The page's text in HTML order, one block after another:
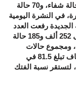
بفيروس كورونا المستجد (كوفيد-19)، و4602 حالة شفاء، و70 حالة
في النشرة اليومية
19)، أن الحصيلة الجديدة رفعت العدد
الإجمالي لحالات الإصابة المؤكدة بالمملكة إلى 252 ألف و185 حالة
مارس الماضي، ومجموع حالات
الشفاء التام إلى 205 ألف و556 حالة بنسبة تعاف تبلغ 81.5 في
ارتفع عدد الوفيات إلى 4197 حالة، لتستقر نسبة الفتك